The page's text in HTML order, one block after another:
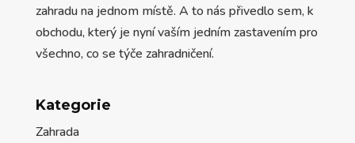
zahradu na jednom místě. A to nás přivedlo sem, k
obchodu, který je nyní vaším jedním zastavením pro
všechno, co se týče zahradničení.
Kategorie
Zahrada